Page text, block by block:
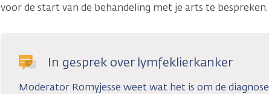
voor de start van de behandeling met je arts te bespreken.
In gesprek over lymfeklierkanker
Moderator Romyjesse weet wat het is om de diagnose